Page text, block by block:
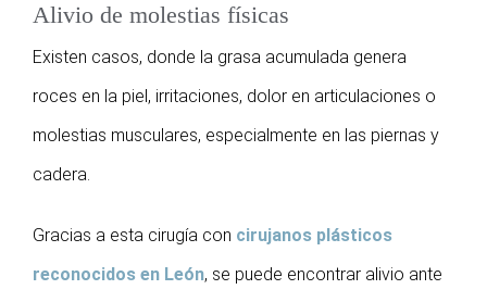
Alivio de molestias físicas
Existen casos, donde la grasa acumulada genera
roces en la piel, irritaciones, dolor en articulaciones o
molestias musculares, especialmente en las piernas y
cadera.
Gracias a esta cirugía con cirujanos plásticos
reconocidos en León, se puede encontrar alivio ante